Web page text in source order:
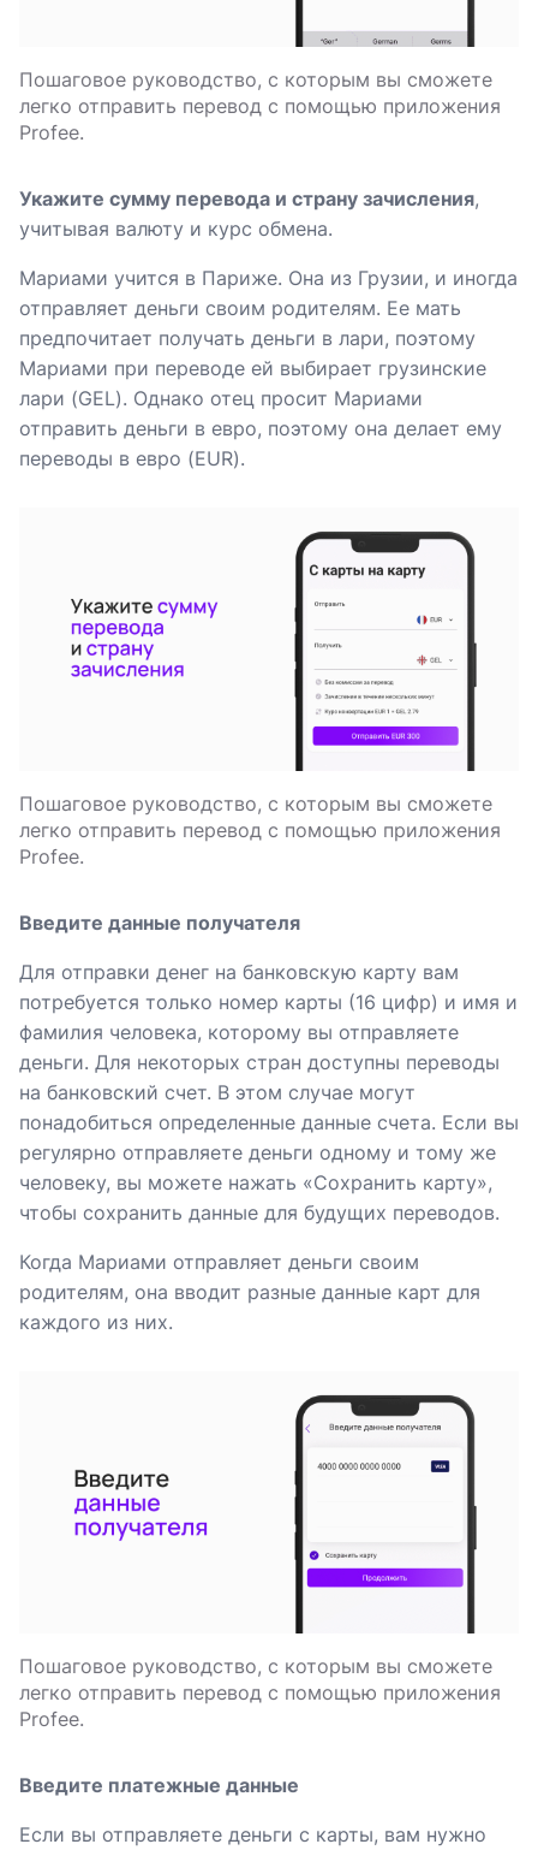
Пошаговое руководство, с которым вы сможете
легко отправить перевод с помощью приложения
Profee.
Укажите сумму перевода и страну зачисления,
учитывая валюту и курс обмена.
Мариами учится в Париже. Она из Грузии, и иногда
отправляет деньги своим родителям. Ее мать
предпочитает получать деньги в лари, поэтому
Мариами при переводе ей выбирает грузинские
лари (GEL). Однако отец просит Мариами
отправить деньги в евро, поэтому она делает ему
переводы в евро (EUR).
Пошаговое руководство, с которым вы сможете
легко отправить перевод с помощью приложения
Profee.
Введите данные получателя
Для отправки денег на банковскую карту вам
потребуется только номер карты (16 цифр) и имя и
фамилия человека, которому вы отправляете
деньги. Для некоторых стран доступны переводы
на банковский счет. В этом случае могут
понадобиться определенные данные счета. Если вы
регулярно отправляете деньги одному и тому же
человеку, вы можете нажать «Сохранить карту»,
чтобы сохранить данные для будущих переводов.
Когда Мариами отправляет деньги своим
родителям, она вводит разные данные карт для
каждого из них.
Пошаговое руководство, с которым вы сможете
легко отправить перевод с помощью приложения
Profee.
Введите платежные данные
Если вы отправляете деньги с карты, вам нужно